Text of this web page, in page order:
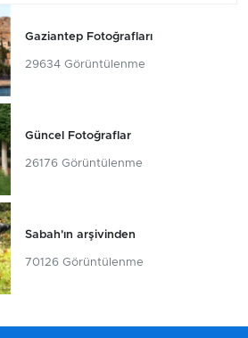
Gaziantep Fotoğrafları
29634 Görüntülenme
Güncel Fotoğraflar
26176 Görüntülenme
Sabah'ın arşivinden
70126 Görüntülenme